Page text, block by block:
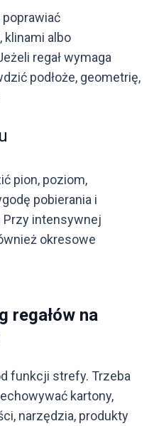
klinami albo
regał wymaga
podłoże, geometrię,
pion, poziom,
pobierania i
Przy intensywnej
okresowe
regałów na
funkcji strefy. Trzeba
kartony,
narzędzia, produkty